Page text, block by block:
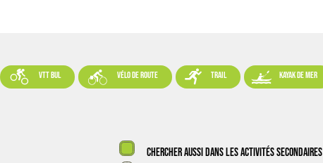
 VTT BUL  vélo de route  trail  kayak de mer
Chercher aussi dans les activités secondaires